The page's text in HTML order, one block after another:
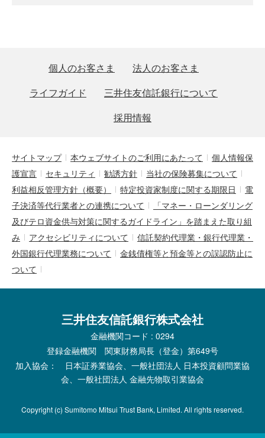
個人のお客さま
法人のお客さま
ライフガイド
三井住友信託銀行について
採用情報
サイトマップ 本ウェブサイトのご利用にあたって
個人情報保
護宣言
セキュリティ 勧誘方針
当社の保険募集について
利益相反管理方針（概要）
特定投資家制度に関する期限日
電
子決済等代行業者との連携について
「マネー・ローンダリング
及びテロ資金供与対策に関するガイドライン」を踏まえた取り組
み
アクセシビリティについて
信託契約代理業・銀行代理業・
外国銀行代理業務について
金銭債権等と預金等との誤認防止に
ついて
三井住友信託銀行株式会社
金融機関コード : 0294
登録金融機関 関東財務局長（登金）第649号
加入協会： 日本証券業協会、一般社団法人 日本投資顧問業協
会、一般社団法人 金融先物取引業協会
Copyright (c) Sumitomo Mitsui Trust Bank, Limited. All rights reserved.